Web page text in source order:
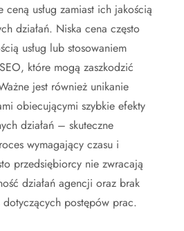
usług zamiast ich jakością
działań. Niska cena często
usług lub stosowaniem
które mogą zaszkodzić
jest również unikanie
obiecującymi szybkie efekty
działań – skuteczne
wymagający czasu i
przedsiębiorcy nie zwracają
działań agencji oraz brak
postępów prac.